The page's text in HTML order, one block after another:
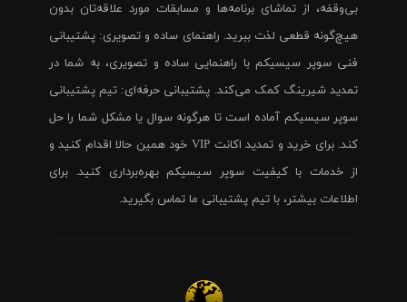
بی‌وقفه، از تماشای برنامه‌ها و مسابقات مورد علاقه‌تان بدون
هیچ‌گونه قطعی لذت ببرید. راهنمای ساده و تصویری: پشتیبانی
فنی سوپر سیسیکم با راهنمایی ساده و تصویری، به شما در
تمدید شیرینگ کمک می‌کند. پشتیبانی حرفه‌ای: تیم پشتیبانی
سوپر سیسیکم آماده است تا هرگونه سوال یا مشکل شما را حل
کند. برای خرید و تمدید اکانت VIP خود همین حالا اقدام کنید و
از خدمات با کیفیت سوپر سیسیکم بهره‌برداری کنید. برای
اطلاعات بیشتر، با تیم پشتیبانی ما تماس بگیرید.